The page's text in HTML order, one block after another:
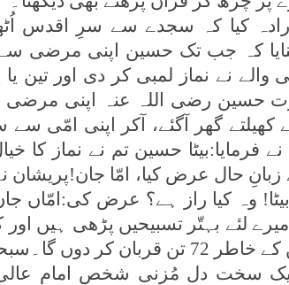
کیا کہ سجدے سے سرِ اقدس
کہ جب تک حسین اپنی مرضی
حسین رضی اللہ عنہ اپنی مرضی
کھیلتے گھر آگئے، آکر اپنی امّی سے
حسین تم نے نماز کا
زبانِ حال عرض کیا، امّا
بیٹا! وہ کیا راز ہے؟ عرض کی:امّاں
میرے لئے بہتّر تسبیحیں پڑھی ہیں
دوں گا۔سبحان اللہ
ایک سخت دل مُزنی شخص امام